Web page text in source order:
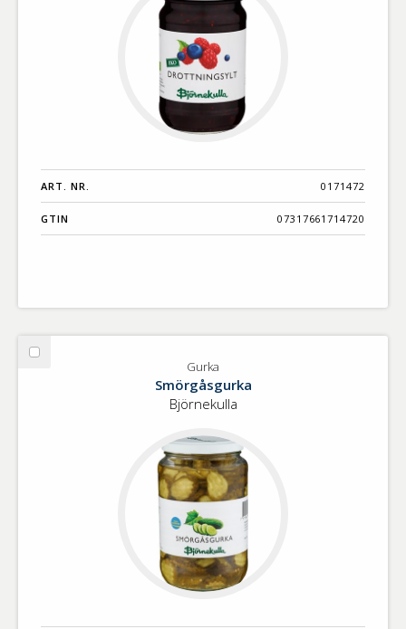
ART. NR. 0171472
GTIN 07317661714720
Välj
Gurka
Smörgåsgurka
Björnekulla